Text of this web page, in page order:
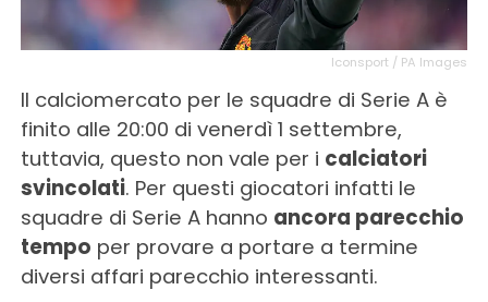
Iconsport / PA Images
Il calciomercato per le squadre di Serie A è
finito alle 20:00 di venerdì 1 settembre,
tuttavia, questo non vale per i calciatori
svincolati. Per questi giocatori infatti le
squadre di Serie A hanno ancora parecchio
tempo per provare a portare a termine
diversi affari parecchio interessanti.